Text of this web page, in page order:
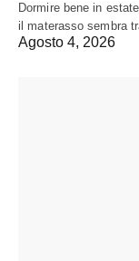
Dormire bene in
il materasso sembra
Agosto 4, 2026